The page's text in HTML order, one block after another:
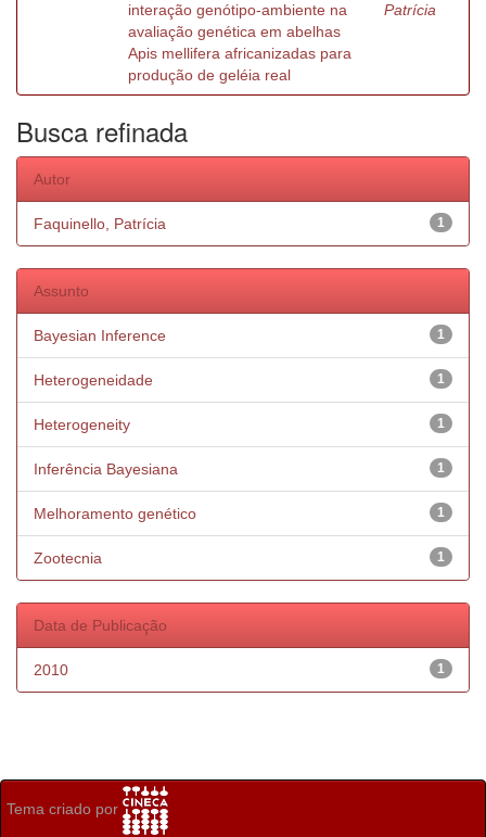
interação genótipo-ambiente na
avaliação genética em abelhas
Apis mellifera africanizadas para
produção de geléia real
Patrícia
Busca refinada
Autor
1
Faquinello, Patrícia
Assunto
1
Bayesian Inference
1
Heterogeneidade
1
Heterogeneity
1
Inferência Bayesiana
1
Melhoramento genético
1
Zootecnia
Data de Publicação
1
2010
Tema criado por